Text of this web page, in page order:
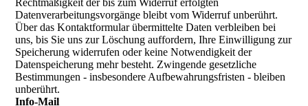
Rechtmäßigkeit der bis zum Widerruf erfolgten
Datenverarbeitungsvorgänge bleibt vom Widerruf unberührt.
Über das Kontaktformular übermittelte Daten verbleiben bei
uns, bis Sie uns zur Löschung auffordern, Ihre Einwilligung zur
Speicherung widerrufen oder keine Notwendigkeit der
Datenspeicherung mehr besteht. Zwingende gesetzliche
Bestimmungen - insbesondere Aufbewahrungsfristen - bleiben
unberührt.
Info-Mail